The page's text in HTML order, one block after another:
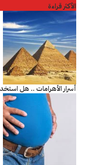
الأكثر قراءة
أسرار الأهرامات .. هل استخدم